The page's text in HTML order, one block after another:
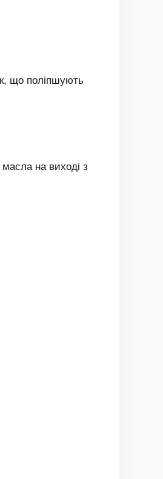
що поліпшують
масла на виході з